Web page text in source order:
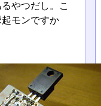
やつだし。こ
モンですか